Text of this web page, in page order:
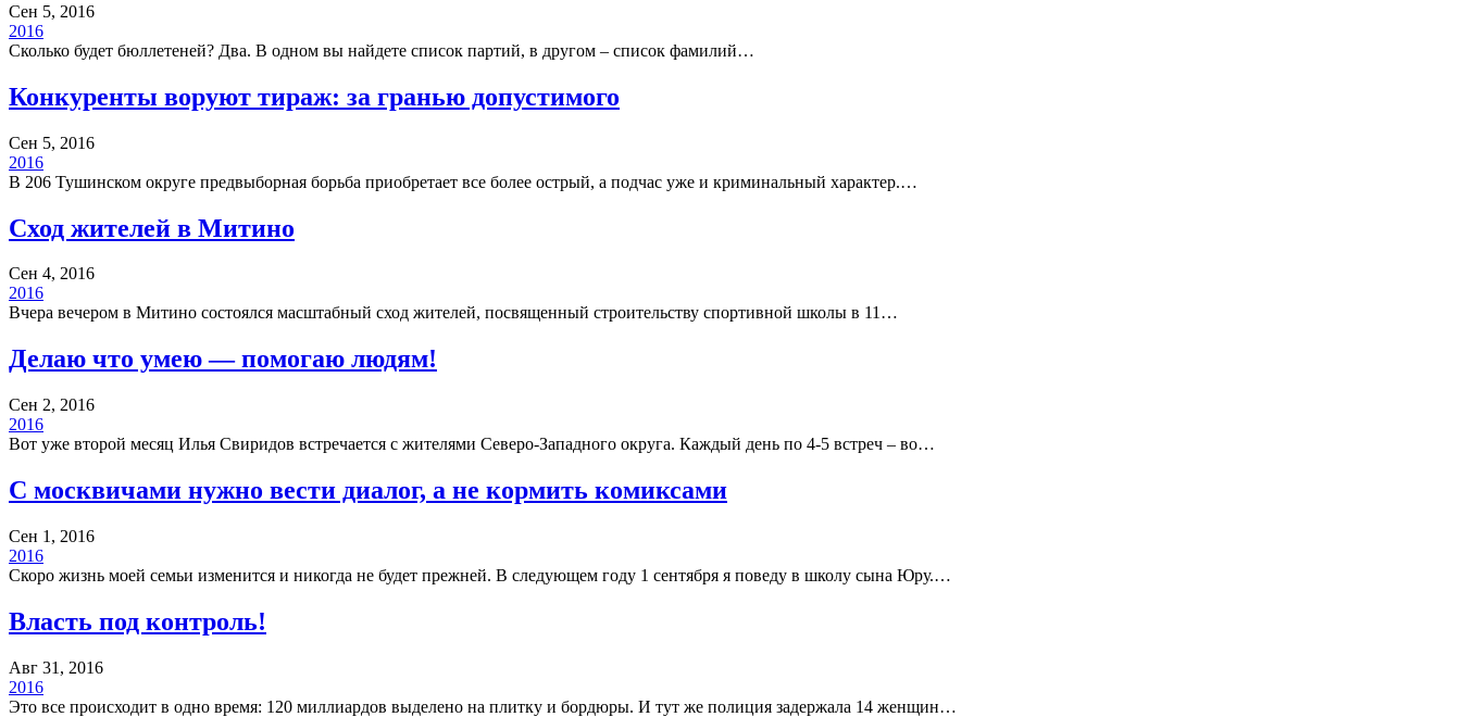
Сен 5, 2016
2016
Сколько будет бюллетеней? Два. В одном вы найдете список партий, в другом – список фамилий…
Конкуренты воруют тираж: за гранью допустимого
Сен 5, 2016
2016
В 206 Тушинском округе предвыборная борьба приобретает все более острый, а подчас уже и криминальный характер.…
Сход жителей в Митино
Сен 4, 2016
2016
Вчера вечером в Митино состоялся масштабный сход жителей, посвященный строительству спортивной школы в 11…
Делаю что умею — помогаю людям!
Сен 2, 2016
2016
Вот уже второй месяц Илья Свиридов встречается с жителями Северо-Западного округа. Каждый день по 4-5 встреч – во…
С москвичами нужно вести диалог, а не кормить комиксами
Сен 1, 2016
2016
Скоро жизнь моей семьи изменится и никогда не будет прежней. В следующем году 1 сентября я поведу в школу сына Юру.…
Власть под контроль!
Авг 31, 2016
2016
Это все происходит в одно время: 120 миллиардов выделено на плитку и бордюры. И тут же полиция задержала 14 женщин…